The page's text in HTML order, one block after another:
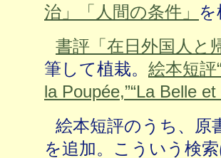
治」「人間の条件」 を
書評「在日外国人と
筆して植栽。 絵本短評
la Poupée,”“La Belle
絵本短評のうち、原
を追加。こういう検